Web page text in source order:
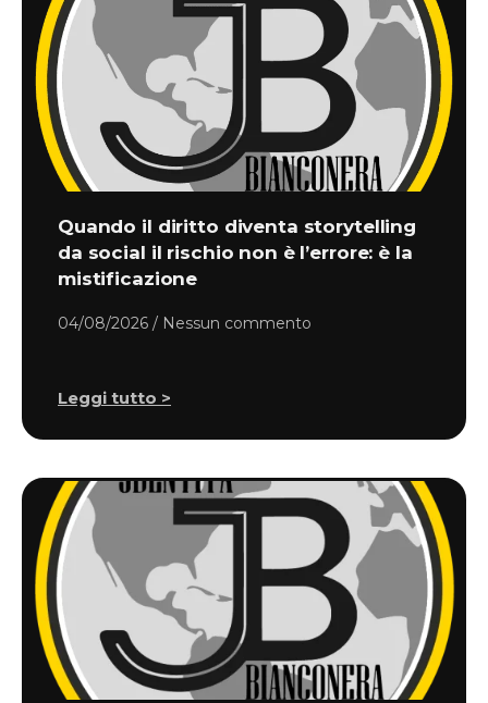
Quando il diritto diventa storytelling
da social il rischio non è l’errore: è la
mistificazione
04/08/2026 Nessun commento
Leggi tutto >